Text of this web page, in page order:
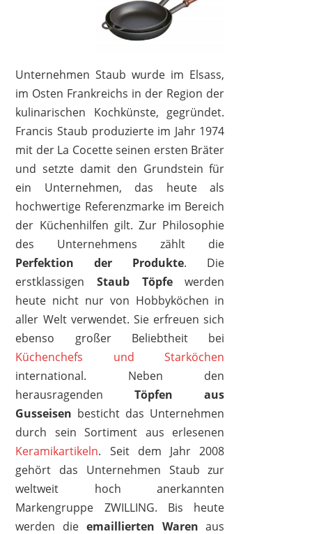
STAUB
289,00 €169,00 €
STAUB
161,99 € *
Unternehmen Staub wurde im Elsass,
im Osten Frankreichs in der Region der
kulinarischen Kochkünste, gegründet.
Francis Staub produzierte im Jahr 1974
mit der La Cocette seinen ersten Bräter
und setzte damit den Grundstein für
ein Unternehmen, das heute als
hochwertige Referenzmarke im Bereich
der Küchenhilfen gilt. Zur Philosophie
des Unternehmens zählt die
Perfektion der Produkte. Die
erstklassigenStaub Töpfewerden
heute nicht nur von Hobbyköchen in
aller Welt verwendet. Sie erfreuen sich
ebenso großer Beliebtheit bei
Küchenchefs und Starköchen
international. Neben den
herausragendenTöpfen aus
Gusseisen besticht das Unternehmen
durch sein Sortiment aus erlesenen
Keramikartikeln. Seit dem Jahr 2008
gehört das Unternehmen Staub zur
weltweit hoch anerkannten
Markengruppe ZWILLING. Bis heute
werden die emaillierten Waren aus